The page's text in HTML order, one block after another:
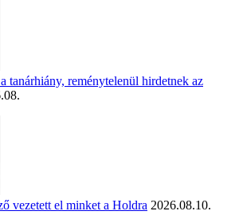
tanárhiány, reménytelenül hirdetnek az
vezetett el minket a Holdra 2026.08.10.